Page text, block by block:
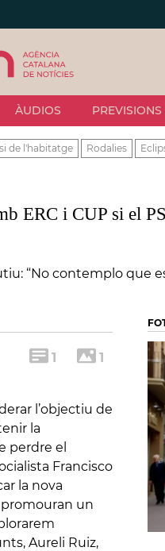
ÀUDIOS PREVISIONS
de l'habitatge Rodalies
ERC i CUP si el
“No contemplo que
1 1
l’objectiu de
la
perdre el
Francisco
la nova
promouran un
Aureli Ruiz,